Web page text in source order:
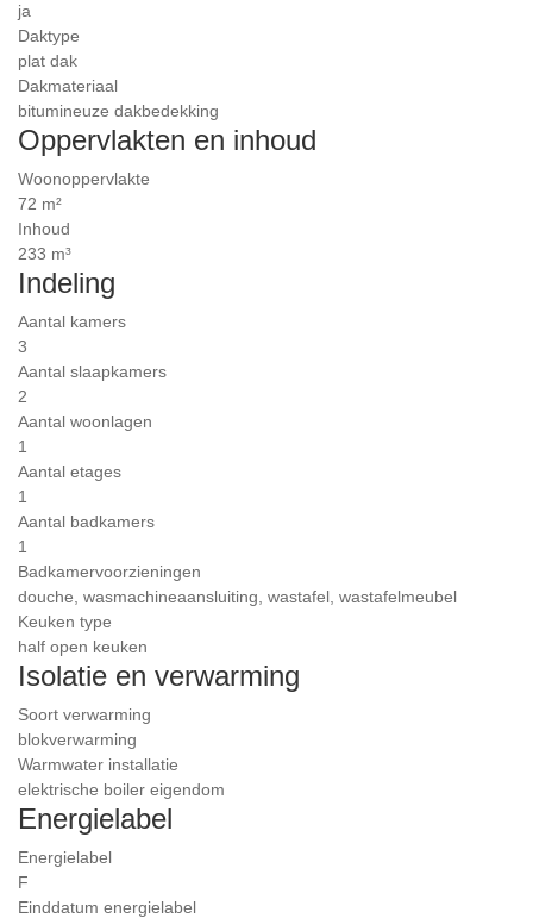
ja
Daktype
plat dak
Dakmateriaal
bitumineuze dakbedekking
Oppervlakten en inhoud
Woonoppervlakte
72 m²
Inhoud
233 m³
Indeling
Aantal kamers
3
Aantal slaapkamers
2
Aantal woonlagen
1
Aantal etages
1
Aantal badkamers
1
Badkamervoorzieningen
douche, wasmachineaansluiting, wastafel, wastafelmeubel
Keuken type
half open keuken
Isolatie en verwarming
Soort verwarming
blokverwarming
Warmwater installatie
elektrische boiler eigendom
Energielabel
Energielabel
F
Einddatum energielabel